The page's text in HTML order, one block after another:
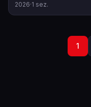
2026·1 sez.
1